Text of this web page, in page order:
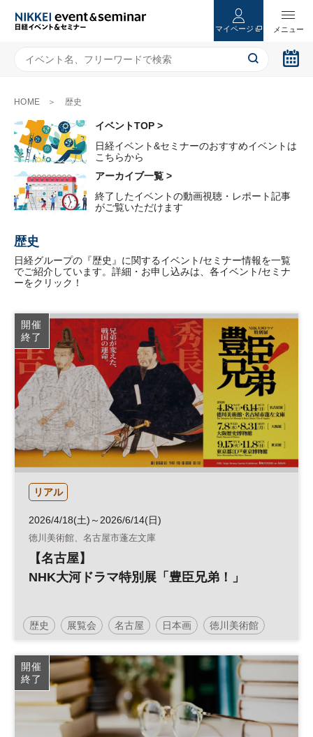
マイページ
HOME 歴史
イベントTOP >
日経イベント&セミナーのおすすめイベントは
こちらから
アーカイブ一覧 >
終了したイベントの動画視聴・レポート記事
がご覧いただけます
歴史
日経グループの『歴史』に関するイベント/セミナー情報を一覧
でご紹介しています。詳細・お申し込みは、各イベント/セミナ
ーをクリック！
開催
終了
リアル
2026/4/18(土)～2026/6/14(日)
徳川美術館、名古屋市蓬左文庫
【名古屋】
NHK大河ドラマ特別展「豊臣兄弟！」
歴史 展覧会 名古屋 日本画 徳川美術館
開催
終了